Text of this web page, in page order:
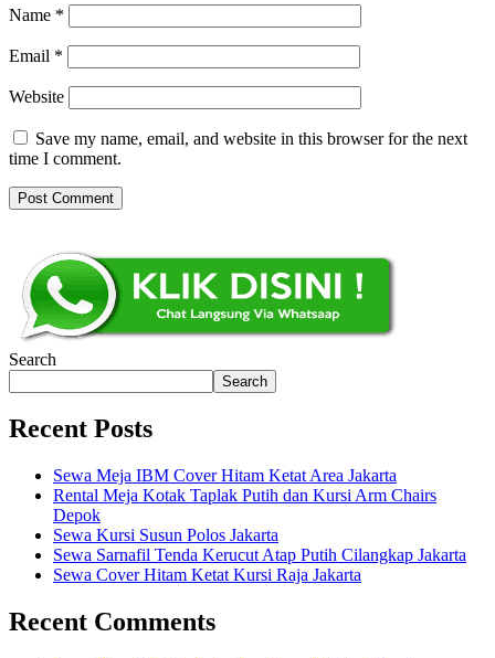
Name *
Email *
Website
Save my name, email, and website in this browser for the next
time I comment.
Search
Search
Recent Posts
Sewa Meja IBM Cover Hitam Ketat Area Jakarta
Rental Meja Kotak Taplak Putih dan Kursi Arm Chairs
Depok
Sewa Kursi Susun Polos Jakarta
Sewa Sarnafil Tenda Kerucut Atap Putih Cilangkap Jakarta
Sewa Cover Hitam Ketat Kursi Raja Jakarta
Recent Comments